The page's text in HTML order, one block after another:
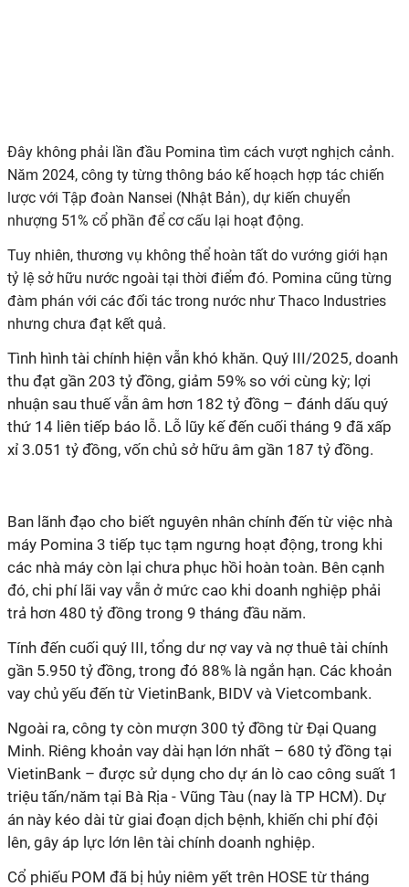
Đây không phải lần đầu Pomina tìm cách vượt nghịch cảnh.
Năm 2024, công ty từng thông báo kế hoạch hợp tác chiến
lược với Tập đoàn Nansei (Nhật Bản), dự kiến chuyển
nhượng 51% cổ phần để cơ cấu lại hoạt động.
Tuy nhiên, thương vụ không thể hoàn tất do vướng giới hạn
tỷ lệ sở hữu nước ngoài tại thời điểm đó. Pomina cũng từng
đàm phán với các đối tác trong nước như Thaco Industries
nhưng chưa đạt kết quả.
Tình hình tài chính hiện vẫn khó khăn. Quý III/2025, doanh
thu đạt gần 203 tỷ đồng, giảm 59% so với cùng kỳ; lợi
nhuận sau thuế vẫn âm hơn 182 tỷ đồng – đánh dấu quý
thứ 14 liên tiếp báo lỗ. Lỗ lũy kế đến cuối tháng 9 đã xấp
xỉ 3.051 tỷ đồng, vốn chủ sở hữu âm gần 187 tỷ đồng.
Ban lãnh đạo cho biết nguyên nhân chính đến từ việc nhà
máy Pomina 3 tiếp tục tạm ngưng hoạt động, trong khi
các nhà máy còn lại chưa phục hồi hoàn toàn. Bên cạnh
đó, chi phí lãi vay vẫn ở mức cao khi doanh nghiệp phải
trả hơn 480 tỷ đồng trong 9 tháng đầu năm.
Tính đến cuối quý III, tổng dư nợ vay và nợ thuê tài chính
gần 5.950 tỷ đồng, trong đó 88% là ngắn hạn. Các khoản
vay chủ yếu đến từ VietinBank, BIDV và Vietcombank.
Ngoài ra, công ty còn mượn 300 tỷ đồng từ Đại Quang
Minh. Riêng khoản vay dài hạn lớn nhất – 680 tỷ đồng tại
VietinBank – được sử dụng cho dự án lò cao công suất 1
triệu tấn/năm tại Bà Rịa - Vũng Tàu (nay là TP HCM). Dự
án này kéo dài từ giai đoạn dịch bệnh, khiến chi phí đội
lên, gây áp lực lớn lên tài chính doanh nghiệp.
Cổ phiếu POM đã bị hủy niêm yết trên HOSE từ tháng